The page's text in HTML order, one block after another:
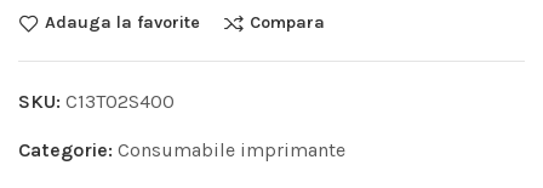
Adauga la favorite Compara
SKU: C13T02S400
Categorie: Consumabile imprimante